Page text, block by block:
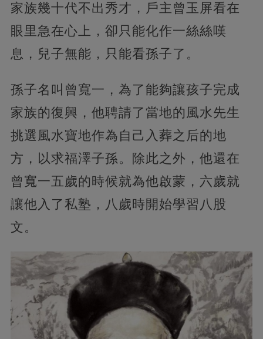
家族幾十代不出秀才，戶主曾玉屏看在
眼里急在心上，卻只能化作一絲絲嘆
息，兒子無能，只能看孫子了。
孫子名叫曾寬一，為了能夠讓孩子完成
家族的復興，他聘請了當地的風水先生
挑選風水寶地作為自己入葬之后的地
方，以求福澤子孫。除此之外，他還在
曾寬一五歲的時候就為他啟蒙，六歲就
讓他入了私塾，八歲時開始學習八股
文。